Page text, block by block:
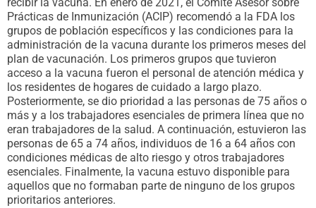
recibir la vacuna. En enero de 2021, el Comité Asesor sobre
Prácticas de Inmunización (ACIP) recomendó a la FDA los
grupos de población específicos y las condiciones para la
administración de la vacuna durante los primeros meses del
plan de vacunación. Los primeros grupos que tuvieron
acceso a la vacuna fueron el personal de atención médica y
los residentes de hogares de cuidado a largo plazo.
Posteriormente, se dio prioridad a las personas de 75 años o
más y a los trabajadores esenciales de primera línea que no
eran trabajadores de la salud. A continuación, estuvieron las
personas de 65 a 74 años, individuos de 16 a 64 años con
condiciones médicas de alto riesgo y otros trabajadores
esenciales. Finalmente, la vacuna estuvo disponible para
aquellos que no formaban parte de ninguno de los grupos
prioritarios anteriores.